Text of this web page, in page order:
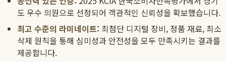
도 우수 의원으로 선정되어 객관적인 신뢰성을 확보했습니다.
최고 수준의 라미네이트: 최첨단 디지털 장비, 정품 재료, 최소
삭제 원칙을 통해 심미성과 안전성을 모두 만족시키는 결과를
제공합니다.